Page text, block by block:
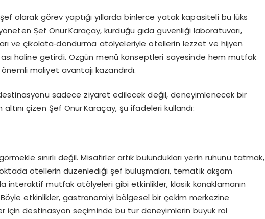
şef olarak görev yaptığı yıllarda binlerce yatak kapasiteli bu lüks
Şef Onur Karaçay, kurduğu gıda güvenliği laboratuvarı,
ve çikolata‑dondurma atölyeleriyle otellerin lezzet ve hijyen
haline getirdi. Özgün menü konseptleri sayesinde hem mutfak
maliyet avantajı kazandırdı.
sadece ziyaret edilecek değil, deneyimlenecek bir
çizen Şef Onur Karaçay, şu ifadeleri kullandı:
sınırlı değil. Misafirler artık bulundukları yerin ruhunu tatmak,
otellerin düzenlediği şef buluşmaları, tematik akşam
interaktif mutfak atölyeleri gibi etkinlikler, klasik konaklamanın
etkinlikler, gastronomiyi bölgesel bir çekim merkezine
için destinasyon seçiminde bu tür deneyimlerin büyük rol